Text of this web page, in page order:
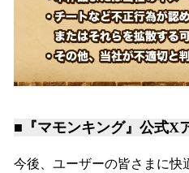
■『マモンキング』公式X
今後、ユーザーの皆さまに快